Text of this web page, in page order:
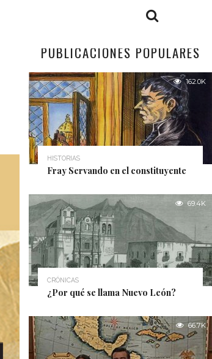
PUBLICACIONES POPULARES
162.0K
HISTORIAS
Fray Servando en el constituyente
69.4K
CRÓNICAS
¿Por qué se llama Nuevo León?
66.7K